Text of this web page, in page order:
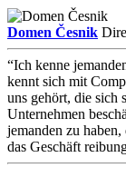
Domen Česnik
“Ich kenne
kennt sich mit
uns gehört, die sich
Unternehmen
jemanden zu
das Geschäft